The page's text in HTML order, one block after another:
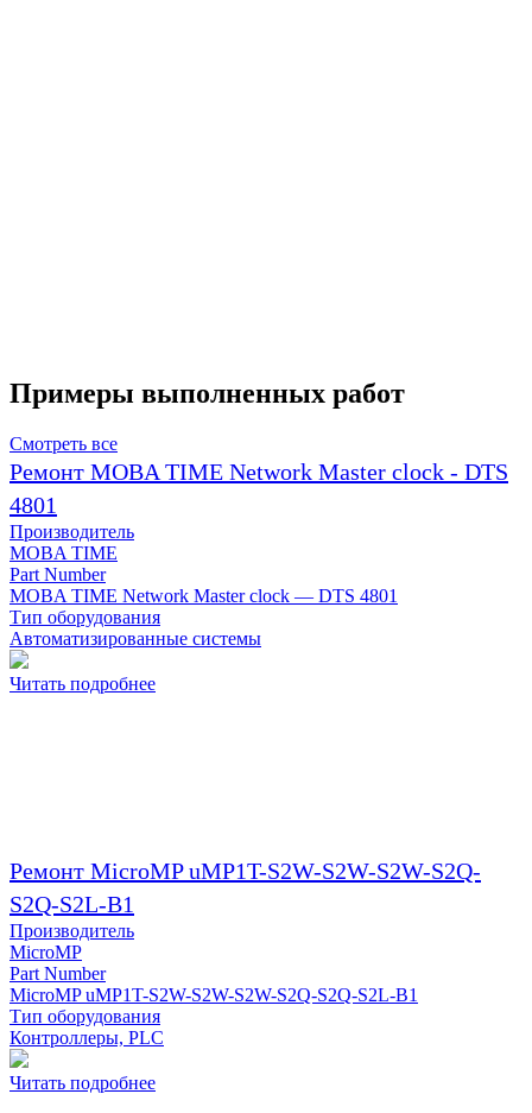
Примеры выполненных работ
Смотреть все
Ремонт MOBA TIME Network Master clock - DTS
4801
Производитель
MOBA TIME
Part Number
MOBA TIME Network Master clock — DTS 4801
Тип оборудования
Автоматизированные системы
Читать подробнее
Ремонт MicroMP uMP1T-S2W-S2W-S2W-S2Q-
S2Q-S2L-B1
Производитель
MicroMP
Part Number
MicroMP uMP1T-S2W-S2W-S2W-S2Q-S2Q-S2L-B1
Тип оборудования
Контроллеры, PLC
Читать подробнее